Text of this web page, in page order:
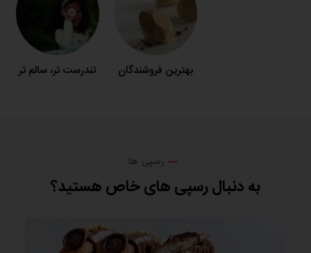
تندرست تر، سالم تر بهترین فروشندگان
رسپی ها
به دنبال رسپی های خاص هستید؟